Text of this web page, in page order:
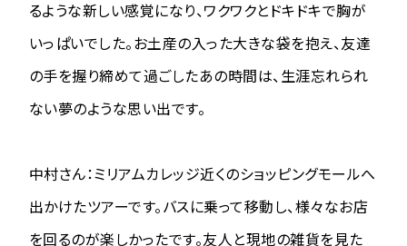
るような新しい感覚になり、ワクワクとドキドキで胸が
いっぱいでした。お土産の入った大きな袋を抱え、友達
の手を握り締めて過ごしたあの時間は、生涯忘れられ
ない夢のような思い出です。
中村さん：ミリアムカレッジ近くのショッピングモールへ
出かけたツアーです。バスに乗って移動し、様々なお店
を回るのが楽しかったです。友人と現地の雑貨を見た